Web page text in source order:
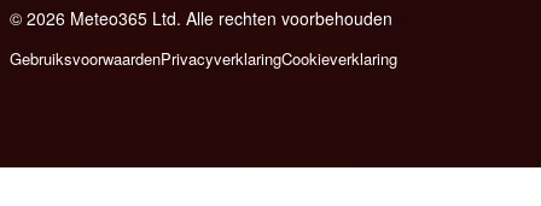
© 2026 Meteo365 Ltd. Alle rechten voorbehouden
GebruiksvoorwaardenPrivacyverklaringCookieverklaring